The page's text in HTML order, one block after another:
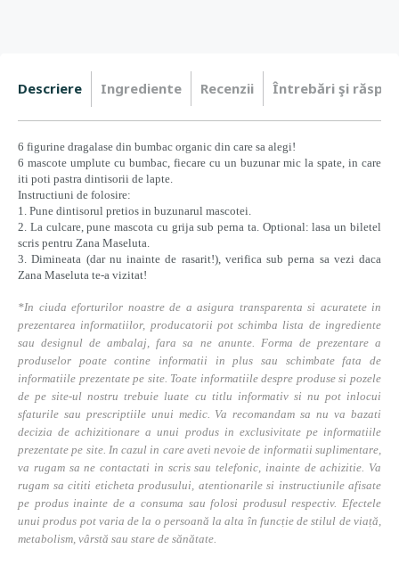
Descriere Ingrediente Recenzii Întrebări şi
6 figurine dragalase din bumbac organic din care sa alegi!
6 mascote umplute cu bumbac, fiecare cu un buzunar mic la spate, in care
iti poti pastra dintisorii de lapte.
Instructiuni de folosire:
1. Pune dintisorul pretios in buzunarul mascotei.
2. La culcare, pune mascota cu grija sub perna ta. Optional: lasa un biletel
scris pentru Zana Maseluta.
3. Dimineata (dar nu inainte de rasarit!), verifica sub perna sa vezi daca
Zana Maseluta te-a vizitat!
*In ciuda eforturilor noastre de a asigura transparenta si acuratete in
prezentarea informatiilor, producatorii pot schimba lista de ingrediente
sau designul de ambalaj, fara sa ne anunte. Forma de prezentare a
produselor poate contine informatii in plus sau schimbate fata de
informatiile prezentate pe site. Toate informatiile despre produse si pozele
de pe site-ul nostru trebuie luate cu titlu informativ si nu pot inlocui
sfaturile sau prescriptiile unui medic. Va recomandam sa nu va bazati
decizia de achizitionare a unui produs in exclusivitate pe informatiile
prezentate pe site. In cazul in care aveti nevoie de informatii suplimentare,
va rugam sa ne contactati in scris sau telefonic, inainte de achizitie. Va
rugam sa cititi eticheta produsului, atentionarile si instructiunile afisate
pe produs inainte de a consuma sau folosi produsul respectiv. Efectele
unui produs pot varia de la o persoană la alta în funcție de stilul de viață,
metabolism, vârstă sau stare de sănătate.